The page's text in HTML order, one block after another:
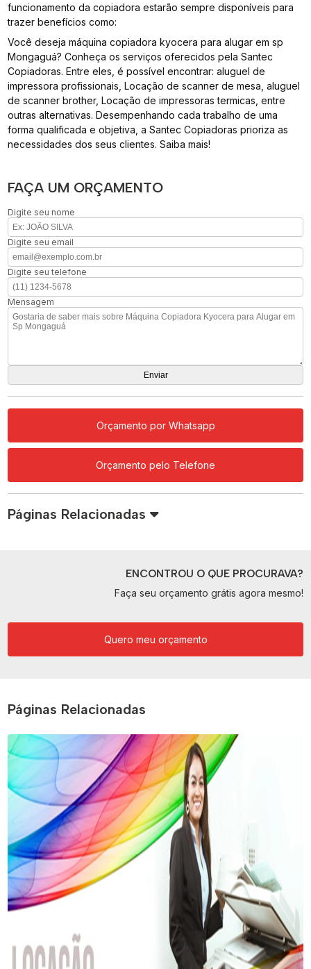
funcionamento da copiadora estarão sempre disponíveis para
trazer benefícios como:
Você deseja máquina copiadora kyocera para alugar em sp
Mongaguá? Conheça os serviços oferecidos pela Santec
Copiadoras. Entre eles, é possível encontrar: aluguel de
impressora profissionais, Locação de scanner de mesa, aluguel
de scanner brother, Locação de impressoras termicas, entre
outras alternativas. Desempenhando cada trabalho de uma
forma qualificada e objetiva, a Santec Copiadoras prioriza as
necessidades dos seus clientes. Saiba mais!
FAÇA UM ORÇAMENTO
Digite seu nome
Digite seu email
Digite seu telefone
Mensagem
Orçamento por Whatsapp
Orçamento pelo Telefone
Páginas Relacionadas
ENCONTROU O QUE PROCURAVA?
Faça seu orçamento grátis agora mesmo!
Quero meu orçamento
Páginas Relacionadas